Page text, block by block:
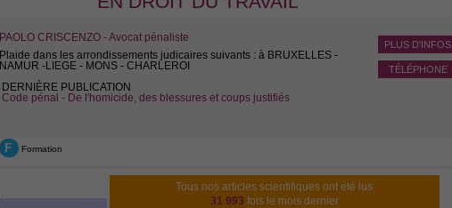
PLUS D'INFOS
TÉLÉPHONE
PAOLO CRISCENZO - Avocat pénaliste
Plaide dans les arrondissements judicaires suivants : à BRUXELLES -
NAMUR -LIEGE - MONS - CHARLEROI
DERNIÈRE PUBLICATION
Code pénal - De l'homicide, des blessures et coups justifiés
F Formation
Tous nos articles scientifiques ont été lus
31 993 fois le mois dernier